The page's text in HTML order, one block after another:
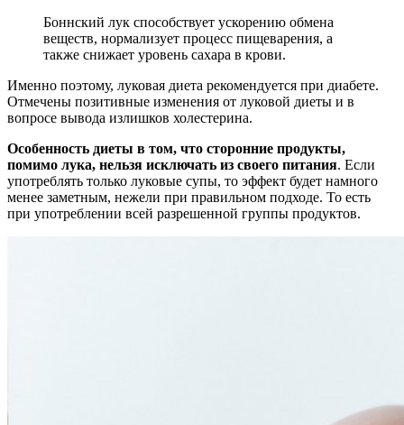
Боннский лук способствует ускорению обмена
веществ, нормализует процесс пищеварения, а
также снижает уровень сахара в крови.
Именно поэтому, луковая диета рекомендуется при диабете.
Отмечены позитивные изменения от луковой диеты и в
вопросе вывода излишков холестерина.
Особенность диеты в том, что сторонние продукты,
помимо лука, нельзя исключать из своего питания. Если
употреблять только луковые супы, то эффект будет намного
менее заметным, нежели при правильном подходе. То есть
при употреблении всей разрешенной группы продуктов.